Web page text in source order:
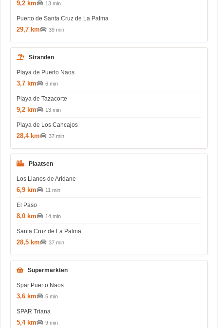
9,2 km 13 min
Puerto de Santa Cruz de La Palma
29,7 km 39 min
Stranden
Playa de Puerto Naos
3,7 km 6 min
Playa de Tazacorte
9,2 km 13 min
Playa de Los Cancajos
28,4 km 37 min
Plaatsen
Los Llanos de Aridane
6,9 km 11 min
El Paso
8,0 km 14 min
Santa Cruz de La Palma
28,5 km 37 min
Supermarkten
Spar Puerto Naos
3,6 km 5 min
SPAR Triana
5,4 km 9 min